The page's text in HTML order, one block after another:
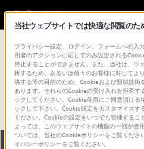
総合サポート・お問
HDR-GW66V
全て ダウンロード 取
当社ウェブサイトでは快適な閲覧のた
プライバシー設定、ログイン、フォームへの入
用者のアクションに応じてのみ設定される
停止することができません。また、当社は、ウ
析するため、あるいは個々のお客様に対してよ
供する等の目的のため、Cookieおよび類似技術
あります。それらのCookieの受け入れを拒否す
ックしてください。Cookie使用にご同意頂け
ックして下さい。Cookie設定をカスタマイズ
ください。Cookieの設定をいつでも管理する
よっては、このウェブサイトの機能の一部が使
ついては、当社のCookieポリシーをご覧くださ
イバシーポリシーをご覧ください。